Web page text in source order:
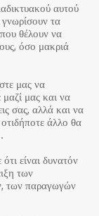
αυτού
τα
θέλουν να
όσο μακριά
μας να
μας και να
σας, αλλά και να
οτιδήποτε άλλο θα
είναι δυνατόν
των
των παραγωγών